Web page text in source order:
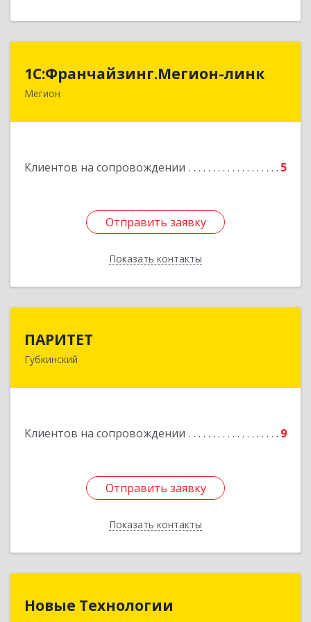
1С:Франчайзинг.Мегион-линк
Мегион
Клиентов на сопровождении 5
Отправить заявку
Показать контакты
1С:Франчайзинг.Мегион-линк
Отправить заявку
Назад
ПАРИТЕТ
Губкинский
Клиентов на сопровождении 9
Отправить заявку
Показать контакты
629830, Ямало-Ненецкий АО, Губкинский г, 9-й
Отправить заявку
Назад
Новые Технологии